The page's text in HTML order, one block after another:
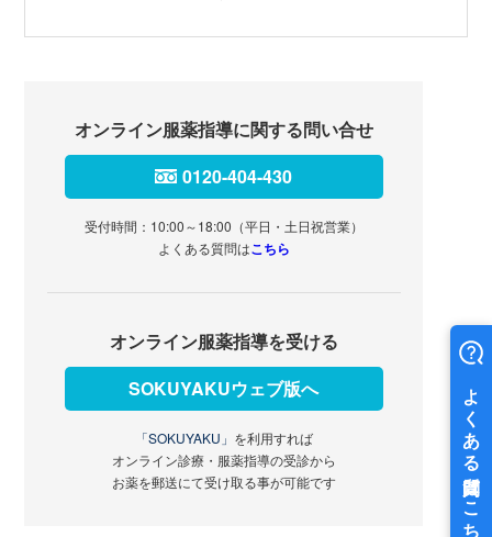
オンライン服薬指導に関する問い合せ
0120-404-430
受付時間：10:00～18:00（平日・土日祝営業）
よくある質問はこちら
オンライン服薬指導を受ける
SOKUYAKUウェブ版へ
「SOKUYAKU」 を利用すれば
オンライン診療・服薬指導の受診から
お薬を郵送にて受け取る事が可能です